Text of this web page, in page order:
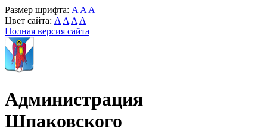
Размер шрифта: A A A
Цвет сайта: A A A A
Полная версия сайта
Администрация
Шпаковского